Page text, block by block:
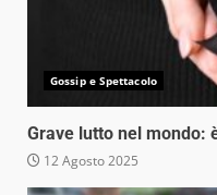
Gossip e Spettacolo
Grave lutto nel mondo:
12 Agosto 2025